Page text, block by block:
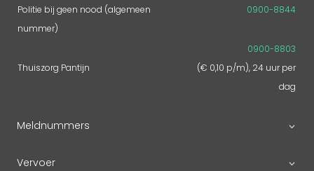
Politie bij geen nood (algemeen
nummer)
0900-8844
Thuiszorg Pantijn
0900-8803
(€ 0,10 p/m), 24 uur per
dag
Meldnummers
Vervoer